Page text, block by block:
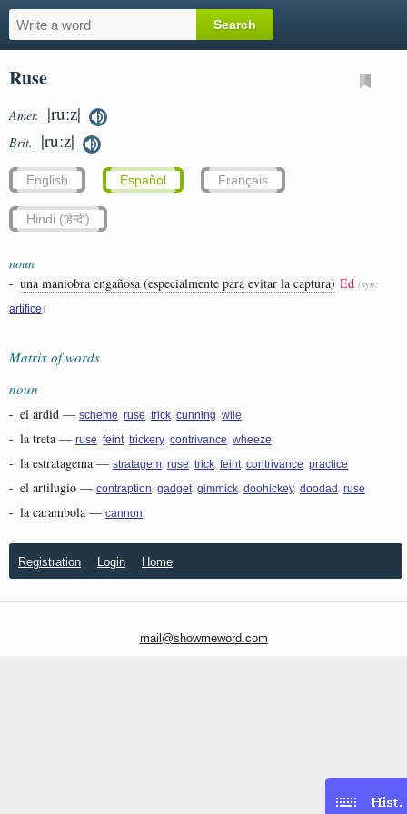
Ruse
Amer. |ruːz|
Brit. |ruːz|
English Español Français
Hindi (हिन्दी)
noun
- una maniobra engañosa (especialmente para evitar la captura) Ed (syn:
artifice )
Matrix of words
noun
- el ardid — scheme ruse trick cunning wile
- la treta — ruse feint trickery contrivance wheeze
- la estratagema — stratagem ruse trick feint contrivance practice
- el artilugio — contraption gadget gimmick doohickey doodad ruse
- la carambola — cannon
Registration Login Home
mail@showmeword.com